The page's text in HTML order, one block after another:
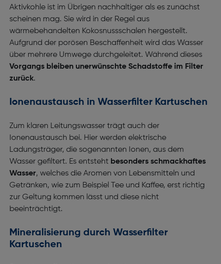
Aktivkohle ist im Übrigen nachhaltiger als es zunächst
scheinen mag. Sie wird in der Regel aus
wärmebehandelten Kokosnussschalen hergestellt.
Aufgrund der porösen Beschaffenheit wird das Wasser
über mehrere Umwege durchgeleitet. Während dieses
Vorgangs bleiben unerwünschte Schadstoffe im Filter
zurück.
Ionenaustausch in Wasserfilter Kartuschen
Zum klaren Leitungswasser trägt auch der
Ionenaustausch bei. Hier werden elektrische
Ladungsträger, die sogenannten Ionen, aus dem
Wasser gefiltert. Es entsteht besonders schmackhaftes
Wasser, welches die Aromen von Lebensmitteln und
Getränken, wie zum Beispiel Tee und Kaffee, erst richtig
zur Geltung kommen lässt und diese nicht
beeinträchtigt.
Mineralisierung durch Wasserfilter
Kartuschen